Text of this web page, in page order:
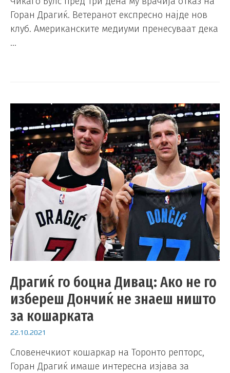
Горан Драгиќ. Ветеранот експресно најде нов
клуб. Американските медиуми пренесуваат дека
…
Драгиќ го боцна Дивац: Ако не го
избереш Дончиќ не знаеш ништо
за кошарката
22.10.2021
Словенечкиот кошаркар на Торонто репторс,
Горан Драгиќ имаше интересна изјава за